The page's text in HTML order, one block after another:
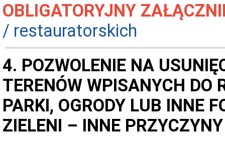
OBLIGATORYJNY
/ restauratorskich
4. POZWOLENIE NA
TERENÓW WPISANYCH DO
PARKI, OGRODY LUB INNE
ZIELENI – INNE PRZYCZYNY